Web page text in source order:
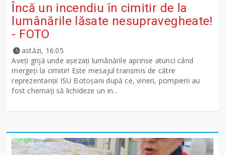
Încă un incendiu în cimitir de la
lumânările lăsate nesupravegheate!
- FOTO
astăzi, 16:05
Aveți grijă unde așezați lumânările aprinse atunci când
mergeți la cimitir! Este mesajul transmis de către
reprezentanții ISU Botoșani după ce, vineri, pompierii au
fost chemați să lichideze un in...